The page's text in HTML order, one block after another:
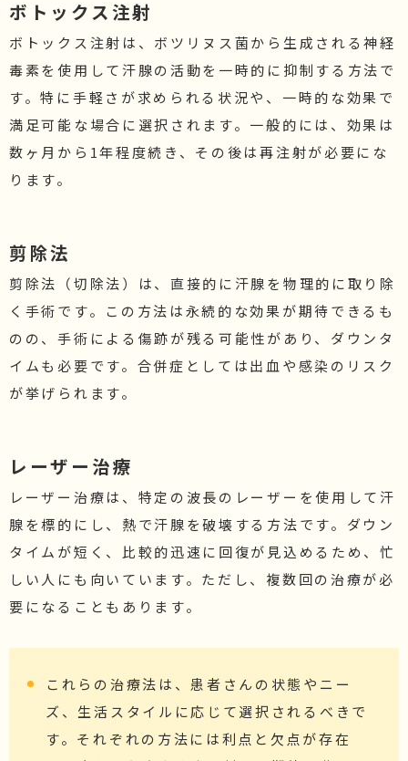
ボトックス注射
ボトックス注射は、ボツリヌス菌から生成される神経
毒素を使用して汗腺の活動を一時的に抑制する方法で
す。特に手軽さが求められる状況や、一時的な効果で
満足可能な場合に選択されます。一般的には、効果は
数ヶ月から1年程度続き、その後は再注射が必要にな
ります。
剪除法
剪除法（切除法）は、直接的に汗腺を物理的に取り除
く手術です。この方法は永続的な効果が期待できるも
のの、手術による傷跡が残る可能性があり、ダウンタ
イムも必要です。合併症としては出血や感染のリスク
が挙げられます。
レーザー治療
レーザー治療は、特定の波長のレーザーを使用して汗
腺を標的にし、熱で汗腺を破壊する方法です。ダウン
タイムが短く、比較的迅速に回復が見込めるため、忙
しい人にも向いています。ただし、複数回の治療が必
要になることもあります。
これらの治療法は、患者さんの状態やニー
ズ、生活スタイルに応じて選択されるべきで
す。それぞれの方法には利点と欠点が存在